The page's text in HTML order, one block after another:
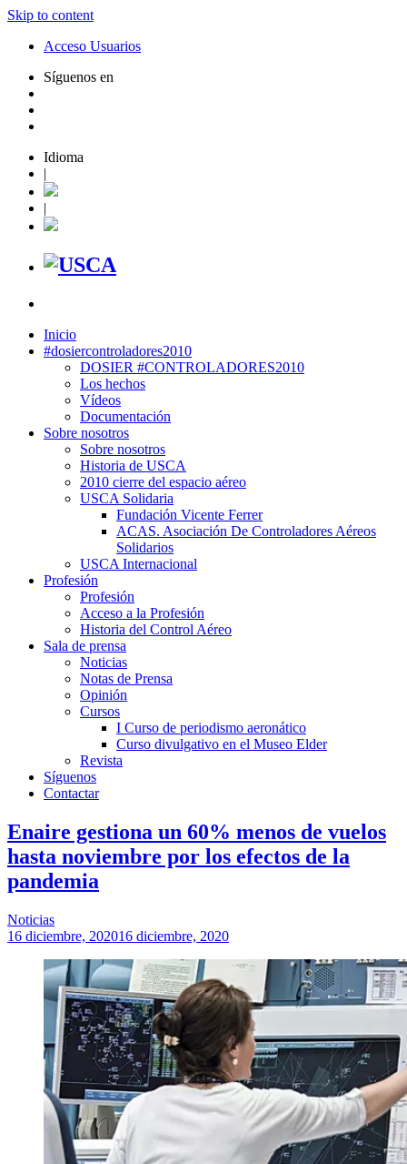
Skip to content
Acceso Usuarios
Síguenos en
Idioma
|
|
Inicio
#dosiercontroladores2010
DOSIER #CONTROLADORES2010
Los hechos
Vídeos
Documentación
Sobre nosotros
Sobre nosotros
Historia de USCA
2010 cierre del espacio aéreo
USCA Solidaria
Fundación Vicente Ferrer
ACAS. Asociación De Controladores Aéreos
Solidarios
USCA Internacional
Profesión
Profesión
Acceso a la Profesión
Historia del Control Aéreo
Sala de prensa
Noticias
Notas de Prensa
Opinión
Cursos
I Curso de periodismo aeronático
Curso divulgativo en el Museo Elder
Revista
Síguenos
Contactar
Enaire gestiona un 60% menos de vuelos
hasta noviembre por los efectos de la
pandemia
Noticias
16 diciembre, 202016 diciembre, 2020